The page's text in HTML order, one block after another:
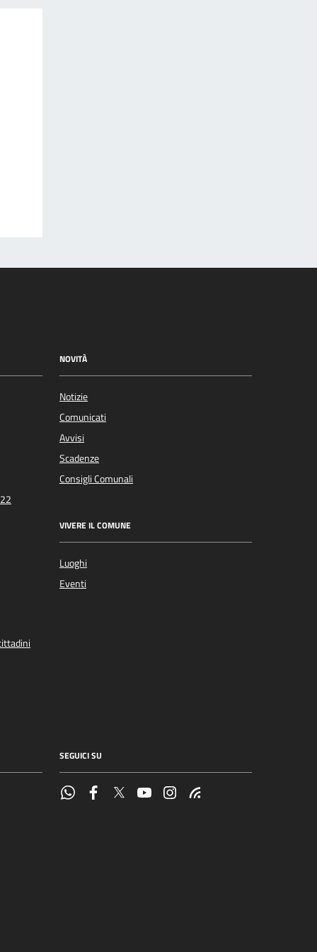
NOVITÀ
Notizie
Comunicati
Avvisi
Scadenze
Consigli Comunali
VIVERE IL COMUNE
Luoghi
Eventi
SEGUICI SU